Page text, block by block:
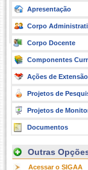
Apresentação
Corpo
Corpo Docente
Componentes
Ações de Extensão
Projetos de
Projetos de
Documentos
Outras
Acessar o SIGAA